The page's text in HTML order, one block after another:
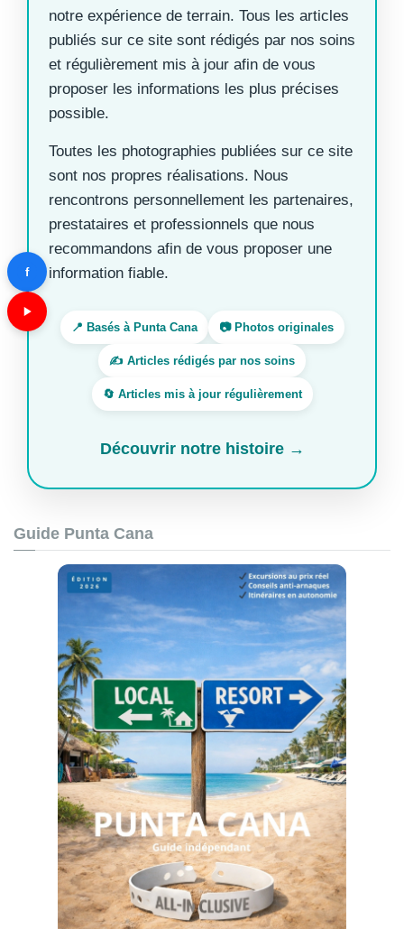
notre expérience de terrain. Tous les articles
publiés sur ce site sont rédigés par nos soins
et régulièrement mis à jour afin de vous
proposer les informations les plus précises
possible.
Toutes les photographies publiées sur ce site
sont nos propres réalisations. Nous
rencontrons personnellement les partenaires,
prestataires et professionnels que nous
recommandons afin de vous proposer une
information fiable.
📍 Basés à Punta Cana 📷 Photos originales
✍️ Articles rédigés par nos soins
🔄 Articles mis à jour régulièrement
Découvrir notre histoire →
Guide Punta Cana
f